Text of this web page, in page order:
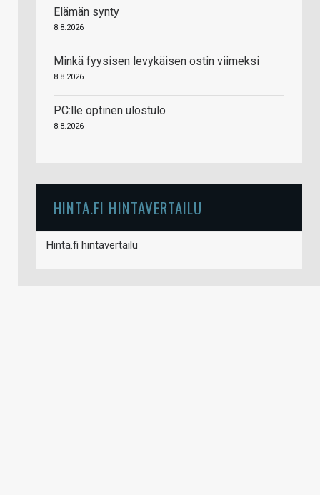
Elämän synty
8.8.2026
Minkä fyysisen levykäisen ostin viimeksi
8.8.2026
PC:lle optinen ulostulo
8.8.2026
HINTA.FI HINTAVERTAILU
Hinta.fi hintavertailu